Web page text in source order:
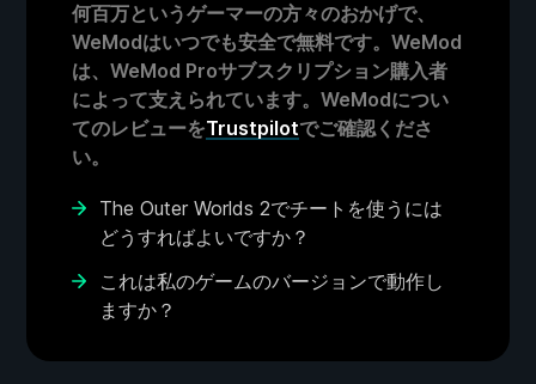
何百万というゲーマーの方々のおかげで、
WeModはいつでも安全で無料です。WeMod
は、WeMod Proサブスクリプション購入者
によって支えられています。WeModについ
てのレビューをTrustpilotでご確認くださ
い。
The Outer Worlds 2でチートを使うには
どうすればよいですか？
これは私のゲームのバージョンで動作し
ますか？